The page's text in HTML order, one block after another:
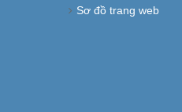
Sơ đồ trang web